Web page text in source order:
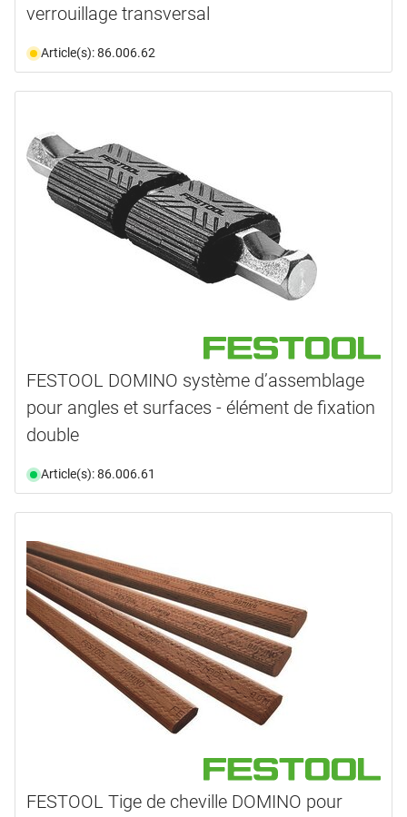
verrouillage transversal
Article(s): 86.006.62
FESTOOL DOMINO système d’assemblage
pour angles et surfaces - élément de fixation
double
Article(s): 86.006.61
FESTOOL Tige de cheville DOMINO pour